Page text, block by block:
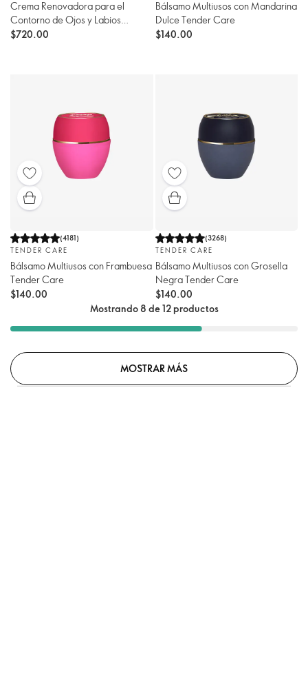
Crema Renovadora para el
Contorno de Ojos y Labios
Novage+
$720.00
Bálsamo Multiusos con Mandarina
Dulce Tender Care
$140.00
(4181)
TENDER CARE
Bálsamo Multiusos con Frambuesa
Tender Care
$140.00
(3268)
TENDER CARE
Bálsamo Multiusos con Grosella
Negra Tender Care
$140.00
Mostrando 8 de 12 productos
MOSTRAR MÁS